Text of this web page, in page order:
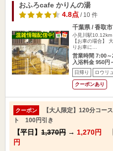
おふろcafe かりんの湯
4.8点/ 10 件
千葉県 / 香取市
小見川駅10.12km
【お車の場合】
りお車に…
営業時間 7:00
入浴料金 950円
日帰り ロウリュ
クーポンあり
クーポン
【大人限定】120分コー
ト 100円引き
【平日】 1,370円 → 1,270円
円